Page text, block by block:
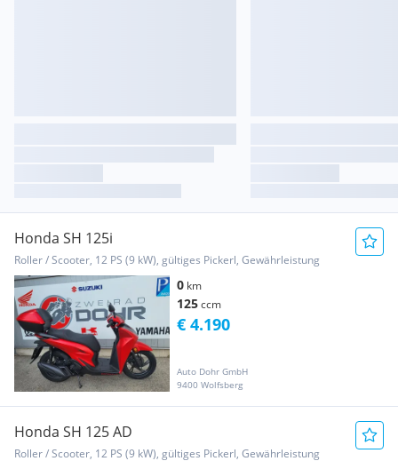
Honda SH 125i
Roller / Scooter, 12 PS (9 kW), gültiges Pickerl, Gewährleistung
0 km
125ccm
Auto Dohr GmbH
9400 Wolfsberg
€ 4.190
Honda SH 125 AD
Roller / Scooter, 12 PS (9 kW), gültiges Pickerl, Gewährleistung